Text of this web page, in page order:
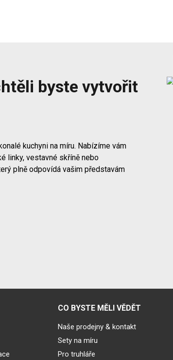
byste vytvořit
kuchyni na míru. Nabízíme vám
linky, vestavné skříně nebo
plně odpovídá vašim představám
CO BYSTE MĚLI VĚDĚT
Naše prodejny & kontakt
Sety na míru
Pro truhláře